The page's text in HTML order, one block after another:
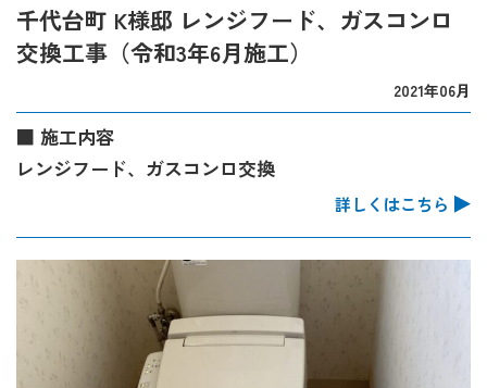
千代台町 K様邸 レンジフード、ガスコンロ
交換工事（令和3年6月施工）
2021年06月
■ 施工内容
レンジフード、ガスコンロ交換
詳しくはこちら